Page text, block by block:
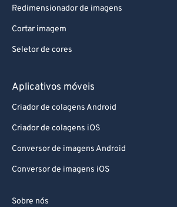
Redimensionador de imagens
Cortar imagem
Seletor de cores
Aplicativos móveis
Criador de colagens Android
Criador de colagens iOS
Conversor de imagens Android
Conversor de imagens iOS
Sobre nós